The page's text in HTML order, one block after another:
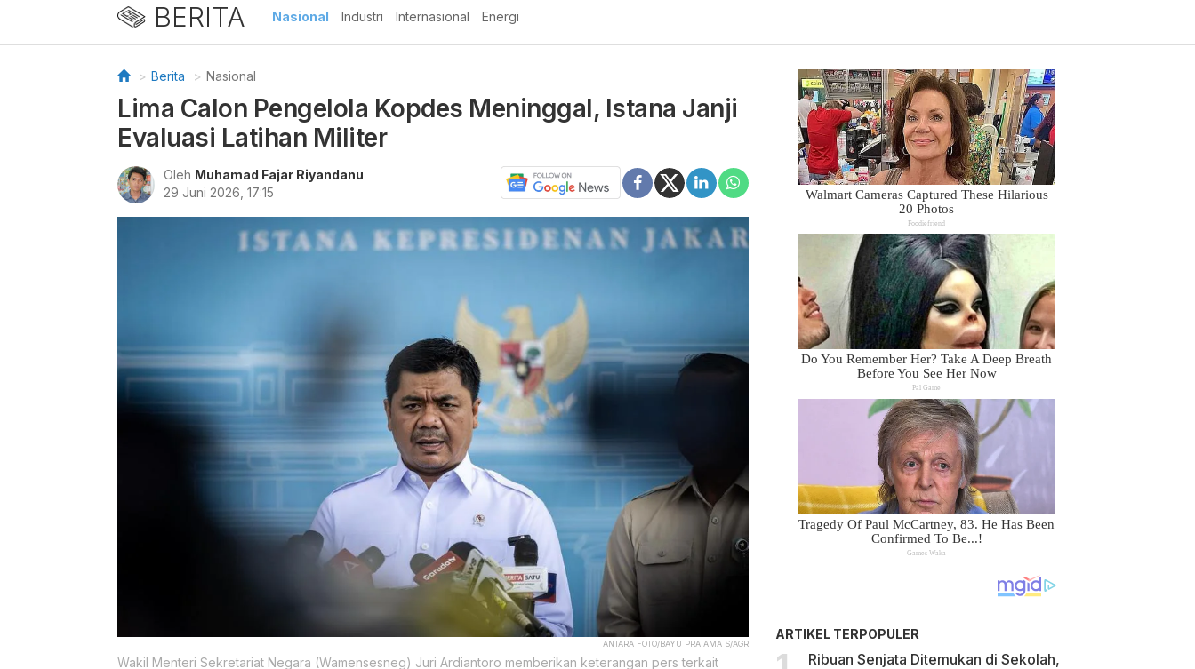
BERITA Nasional Industri Internasional Energi
Berita Nasional
Lima Calon Pengelola Kopdes Meninggal, Istana Janji
Evaluasi Latihan Militer
Oleh Muhamad Fajar Riyandanu
29 Juni 2026, 17:15
ANTARA FOTO/BAYU PRATAMA S/AGR
Wakil Menteri Sekretariat Negara (Wamensesneg) Juri Ardiantoro memberikan keterangan pers terkait
ARTIKEL TERPOPULER
Ribuan Senjata Ditemukan di Sekolah,